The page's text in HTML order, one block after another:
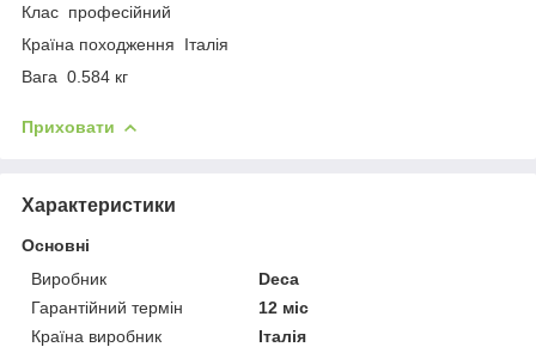
Клас професійний
Країна походження Італія
Вага 0.584 кг
Приховати
Характеристики
Основні
Виробник
Deca
Гарантійний термін
12 міс
Країна виробник
Італія